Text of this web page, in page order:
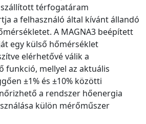
térfogatáram
a felhasználó által kívánt állandó
A MAGNA3 beépített
egy külső hőmérséklet
elérhetővé válik a
funkció, mellyel az aktuális
±1% és ±10% közötti
a rendszer hőenergia
külön mérőműszer